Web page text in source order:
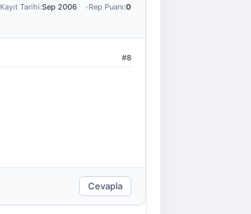
Kayıt Tarihi:Sep 2006 Rep Puanı:0
#8
Cevapla